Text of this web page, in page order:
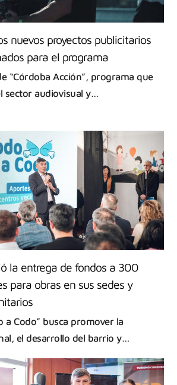
nuevos proyectos publicitarios
para el programa
“Córdoba Acción”, programa que
sector audiovisual y…
la entrega de fondos a 300
para obras en sus sedes y
a Codo” busca promover la
el desarrollo del barrio y…